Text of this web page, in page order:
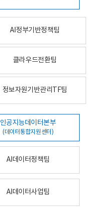
AI정부기반정책팀
클라우드전환팀
정보자원기반관리TF팀
인공지능데이터본부
(데이터통합지원센터)
AI데이터정책팀
AI데이터사업팀